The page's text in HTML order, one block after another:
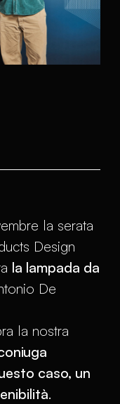
la serata
Design
la lampada da
De
la nostra
caso, un
.